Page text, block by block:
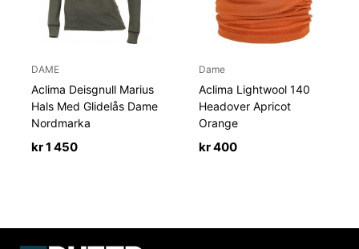
DAME
Aclima Deisgnull Marius
Hals Med Glidelås Dame
Nordmarka
kr1 450
Dame
Aclima Lightwool 140
Headover Apricot
Orange
kr400